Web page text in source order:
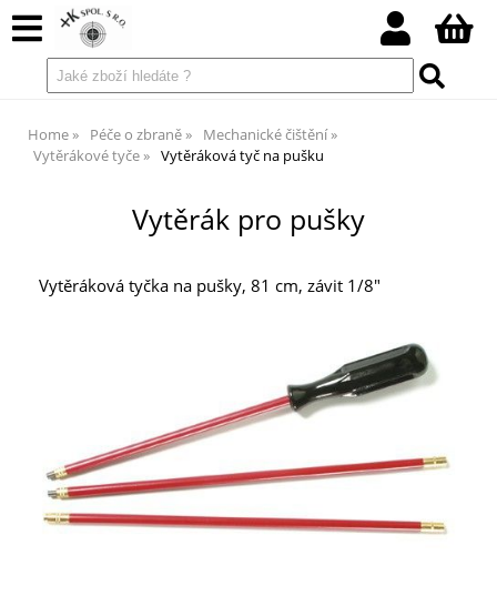
Home Péče o zbraně
Mechanické čištění
Vytěrákové tyče
Vytěráková tyč na pušku
Vytěrák pro pušky
Vytěráková tyčka na pušky, 81 cm, závit 1/8"